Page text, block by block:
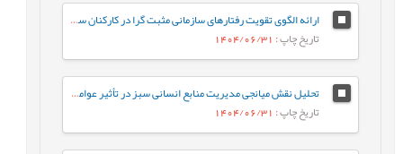
ارائه‌ الگوی تقویت رفتارهای سازمانی مثبت گرا در کارکنان سازمان های دولتی
تاریخ چاپ: 1404/06/31
تحلیل نقش میانجی مدیریت منابع انسانی سبز در تأثیر عوامل سازمانی بر توسعه پایدار
تاریخ چاپ: 1404/06/31